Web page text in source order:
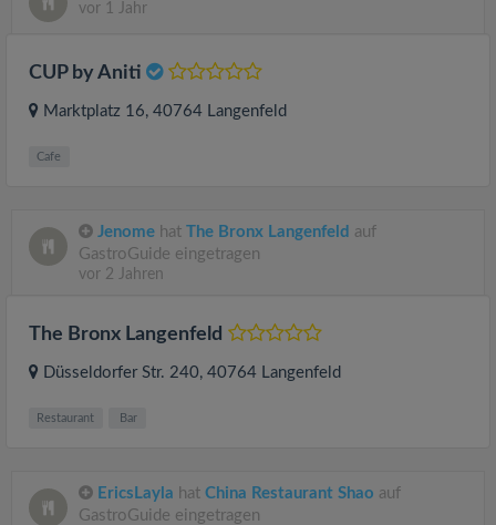
vor 1 Jahr
CUP by Aniti
Marktplatz 16, 40764 Langenfeld
Cafe
Jenome hat The Bronx Langenfeld auf
GastroGuide eingetragen
vor 2 Jahren
The Bronx Langenfeld
Düsseldorfer Str. 240, 40764 Langenfeld
Restaurant Bar
EricsLayla hat China Restaurant Shao auf
GastroGuide eingetragen